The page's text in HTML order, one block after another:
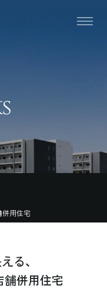
併用住宅
る、
舗併用住宅